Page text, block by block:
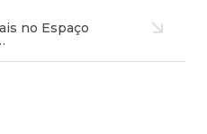
no Espaço